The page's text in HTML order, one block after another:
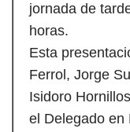
jornada de
horas.
Esta
Ferrol, Jorge
Isidoro
el Delegado en